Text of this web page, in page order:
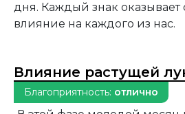
дня. Каждый знак оказывает
влияние на каждого из нас.
Влияние растущей
Благоприятность: отлично